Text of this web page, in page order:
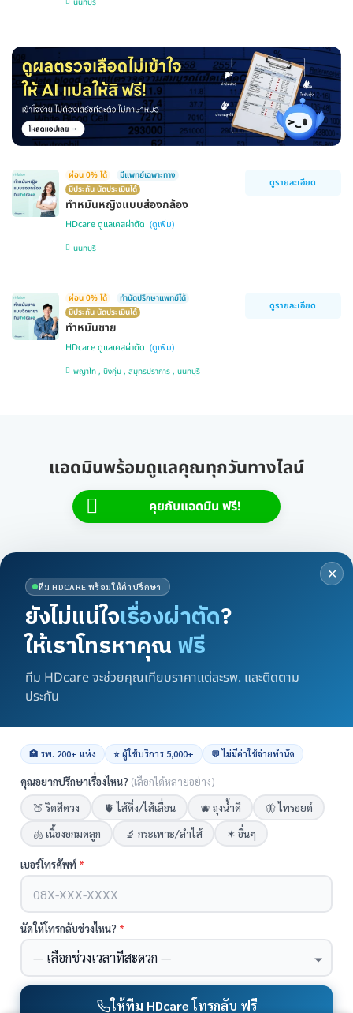
✕
ทีม HDCARE พร้อมให้คำปรึกษา
ยังไม่แน่ใจเรื่องผ่าตัด?
ให้เราโทรหาคุณฟรี
ทีม HDcare จะช่วยคุณเทียบราคาแต่ละรพ. และติดตาม
ประกัน
🏥 รพ. 200+ แห่ง ⭐ ผู้ใช้บริการ 5,000+ 💬 ไม่มีค่าใช้จ่ายทำนัด
คุณอยากปรึกษาเรื่องไหน? (เลือกได้หลายอย่าง)
🍑 ริดสีดวง
🫀 ไส้ติ่ง/ไส้เลื่อน 🫐 ถุงน้ำดี
🦋 ไทรอยด์
🫁 เนื้องอกมดลูก
🔬 กระเพาะ/ลำไส้ ✶ อื่นๆ
เบอร์โทรศัพท์ *
นัดให้โทรกลับช่วงไหน? *
ให้ทีม HDcare โทรกลับ ฟรี
ผ่อน 0% ได้
มีแพทย์เฉพาะทาง
มีประกัน นัดประเมินได้
ทำหมันหญิงแบบส่องกล้อง
HDcare ดูแลเคสผ่าตัด
นนทบุรี
ดูรายละเอียด
ผ่อน 0% ได้
ทำนัดปรึกษาแพทย์ได้
มีประกัน นัดประเมินได้
ทำหมันชาย
HDcare ดูแลเคสผ่าตัด
พญาไท , บึงกุ่ม , สมุทรปราการ , นนทบุรี
ดูรายละเอียด
แอดมินพร้อมดูแลคุณทุกวันทางไลน์
คุยกับแอดมิน ฟรี!
HDmall Health ดี อะไรก็ดี
ให้การเข้าถึงบริการสุขภาพและความงามเป็นเรื่องง่าย
คลินิกและ รพ.
ราคาเดือน สิงหาคม ปี 2569 (2026) สำหรับ คุม
กำเนิด ทำหมัน แก้หมัน
ราคา แก้หมันหญิงแบบส่องกล้อง
0 บาท
ราคา ทำหมันหญิงแบบเปิด
ราคา ทำหมันหญิงแบบส่องกล้อง
0 บาท
ราคา ทำหมันชาย
0 บาท
ราคา แก้หมันหญิง/ต่อหมันหญิง (แบบเปิด)
76,900 บาท
ราคาอัพเดตล่าสุด 2569-08-08
เราใช้คุกกี้เพื่อให้คุณได้รับประสบการณ์ออนไลน์ที่ดีที่สุด